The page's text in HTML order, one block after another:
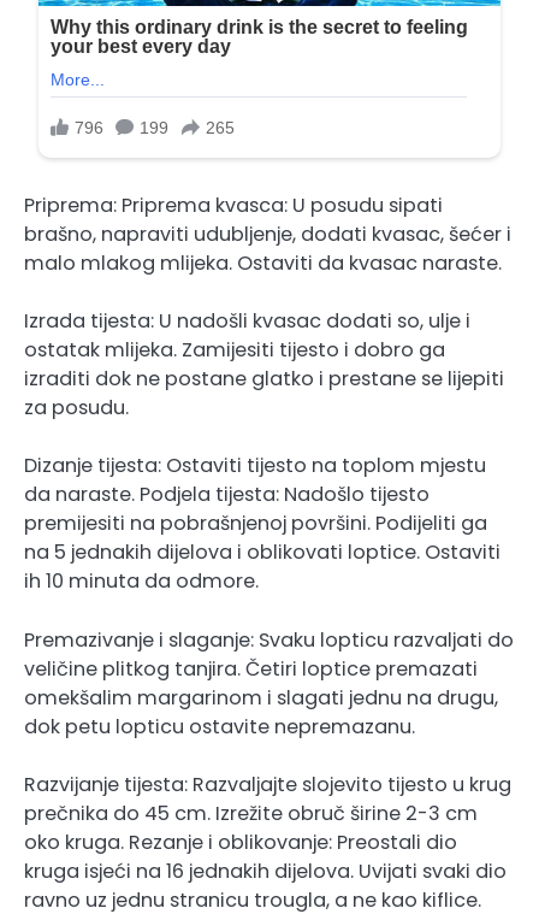
Priprema: Priprema kvasca: U posudu sipati
brašno, napraviti udubljenje, dodati kvasac, šećer i
malo mlakog mlijeka. Ostaviti da kvasac naraste.
Izrada tijesta: U nadošli kvasac dodati so, ulje i
ostatak mlijeka. Zamijesiti tijesto i dobro ga
izraditi dok ne postane glatko i prestane se lijepiti
za posudu.
Dizanje tijesta: Ostaviti tijesto na toplom mjestu
da naraste. Podjela tijesta: Nadošlo tijesto
premijesiti na pobrašnjenoj površini. Podijeliti ga
na 5 jednakih dijelova i oblikovati loptice. Ostaviti
ih 10 minuta da odmore.
Premazivanje i slaganje: Svaku lopticu razvaljati do
veličine plitkog tanjira. Četiri loptice premazati
omekšalim margarinom i slagati jednu na drugu,
dok petu lopticu ostavite nepremazanu.
Razvijanje tijesta: Razvaljajte slojevito tijesto u krug
prečnika do 45 cm. Izrežite obruč širine 2-3 cm
oko kruga. Rezanje i oblikovanje: Preostali dio
kruga isjeći na 16 jednakih dijelova. Uvijati svaki dio
ravno uz jednu stranicu trougla, a ne kao kiflice.